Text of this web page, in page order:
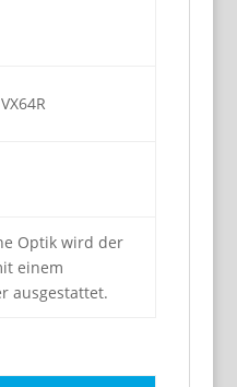
VX64R
Optik wird der
einem
ausgestattet.